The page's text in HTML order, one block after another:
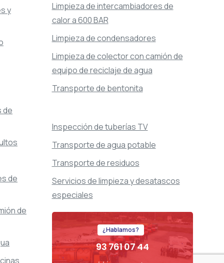
y
de
de
de
Limpieza de intercambiadores de
calor a 600 BAR
Limpieza de condensadores
Limpieza de colector con camión de
equipo de reciclaje de agua
Transporte de bentonita
Inspección de tuberías TV
Transporte de agua potable
Transporte de residuos
Servicios de limpieza y desatascos
especiales
¿Hablamos?
93 761 07 44